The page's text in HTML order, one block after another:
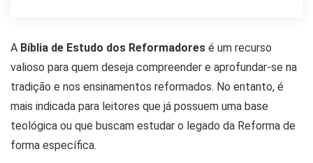
A Bíblia de Estudo dos Reformadores é um recurso
valioso para quem deseja compreender e aprofundar-se na
tradição e nos ensinamentos reformados. No entanto, é
mais indicada para leitores que já possuem uma base
teológica ou que buscam estudar o legado da Reforma de
forma específica.